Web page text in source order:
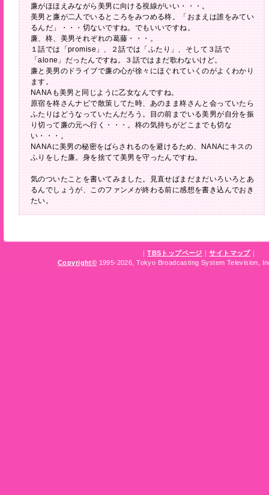
廉がほほえみながら美男に向ける視線がいい・・・。
美男と廉が二人でいるところをみつめる柊。「おまえは誰をみてい
るんだ」・・・切ないですね。でもいいですね。
廉、柊、美男それぞれの葛藤・・・。
１話では「promise」、２話では「ふたり」、そして３話で
「alone」だったんですね。３話ではまだ歌わないけど。
廉と美男のドライブで廉の心が徐々にほぐれていくのがよくわかり
ます。
NANAも美男と同じように乙女なんですね。
原宿を柊さんナビで散策してた時、あのまま柊さんと会っていたら
ふたりはどうなっていたんだろう。目の前までいる美男が自分を振
り切って廉の元へ行く・・・。柊の気持ちがどこまでも切な
い・・・。
NANAに美男の秘密をばらされるのを避けるため、NANAにキスの
ふりをした廉。身を捨てて美男を守ったんですね。
気のついたことを書いてみました。見直せばまだまだいろいろとあ
るんでしょうが、このファンメが終わる前に感想を書き込んでおき
たい。
｜TBSトップページ ｜サイトマップ｜
Copyright© 1995-2026, Tokyo Broadcasting System Television,